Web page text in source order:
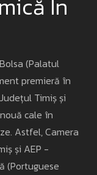
În
(Palatul
premieră în
Timiș și
cale în
Astfel, Camera
și AEP -
(Portuguese